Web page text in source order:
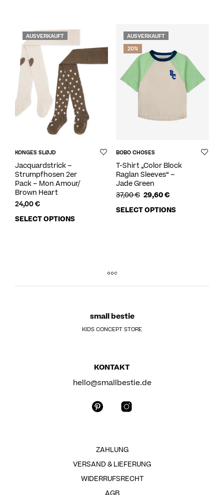
AUSVERKAUFT
KONGES SLØJD
Jacquardstrick –
Strumpfhosen 2er
Pack – Mon Amour/
Brown Heart
24,00€
SELECT OPTIONS
AUSVERKAUFT
20%
BOBO CHOSES
T-Shirt „Color Block
Raglan Sleeves“ –
Jade Green
37,00€ 29,60€
SELECT OPTIONS
small bestie
KIDS CONCEPT STORE
KONTAKT
hello@smallbestie.de
ZAHLUNG
VERSAND & LIEFERUNG
WIDERRUFSRECHT